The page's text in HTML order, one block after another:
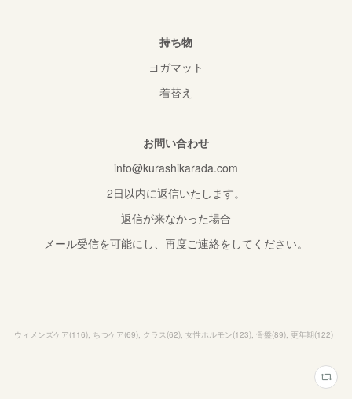
持ち物
ヨガマット
着替え
お問い合わせ
info@kurashikarada.com
2日以内に返信いたします。
返信が来なかった場合
メール受信を可能にし、再度ご連絡をしてください。
ウィメンズケア(116) ちつケア(69) クラス (62) 女性ホルモン(123) 骨盤(89) 更年期(122)